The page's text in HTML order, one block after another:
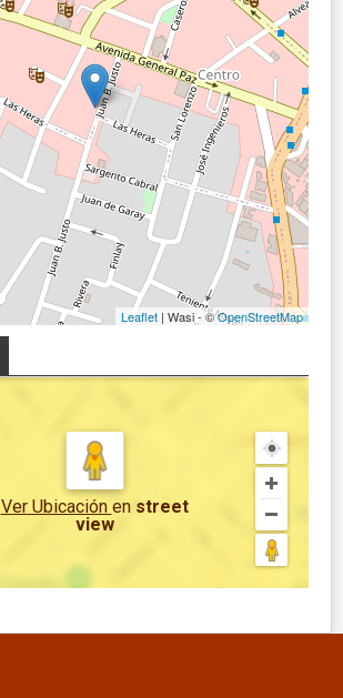
Leaflet | Wasi - ©OpenStreetMap
Ver Ubicación en street
view